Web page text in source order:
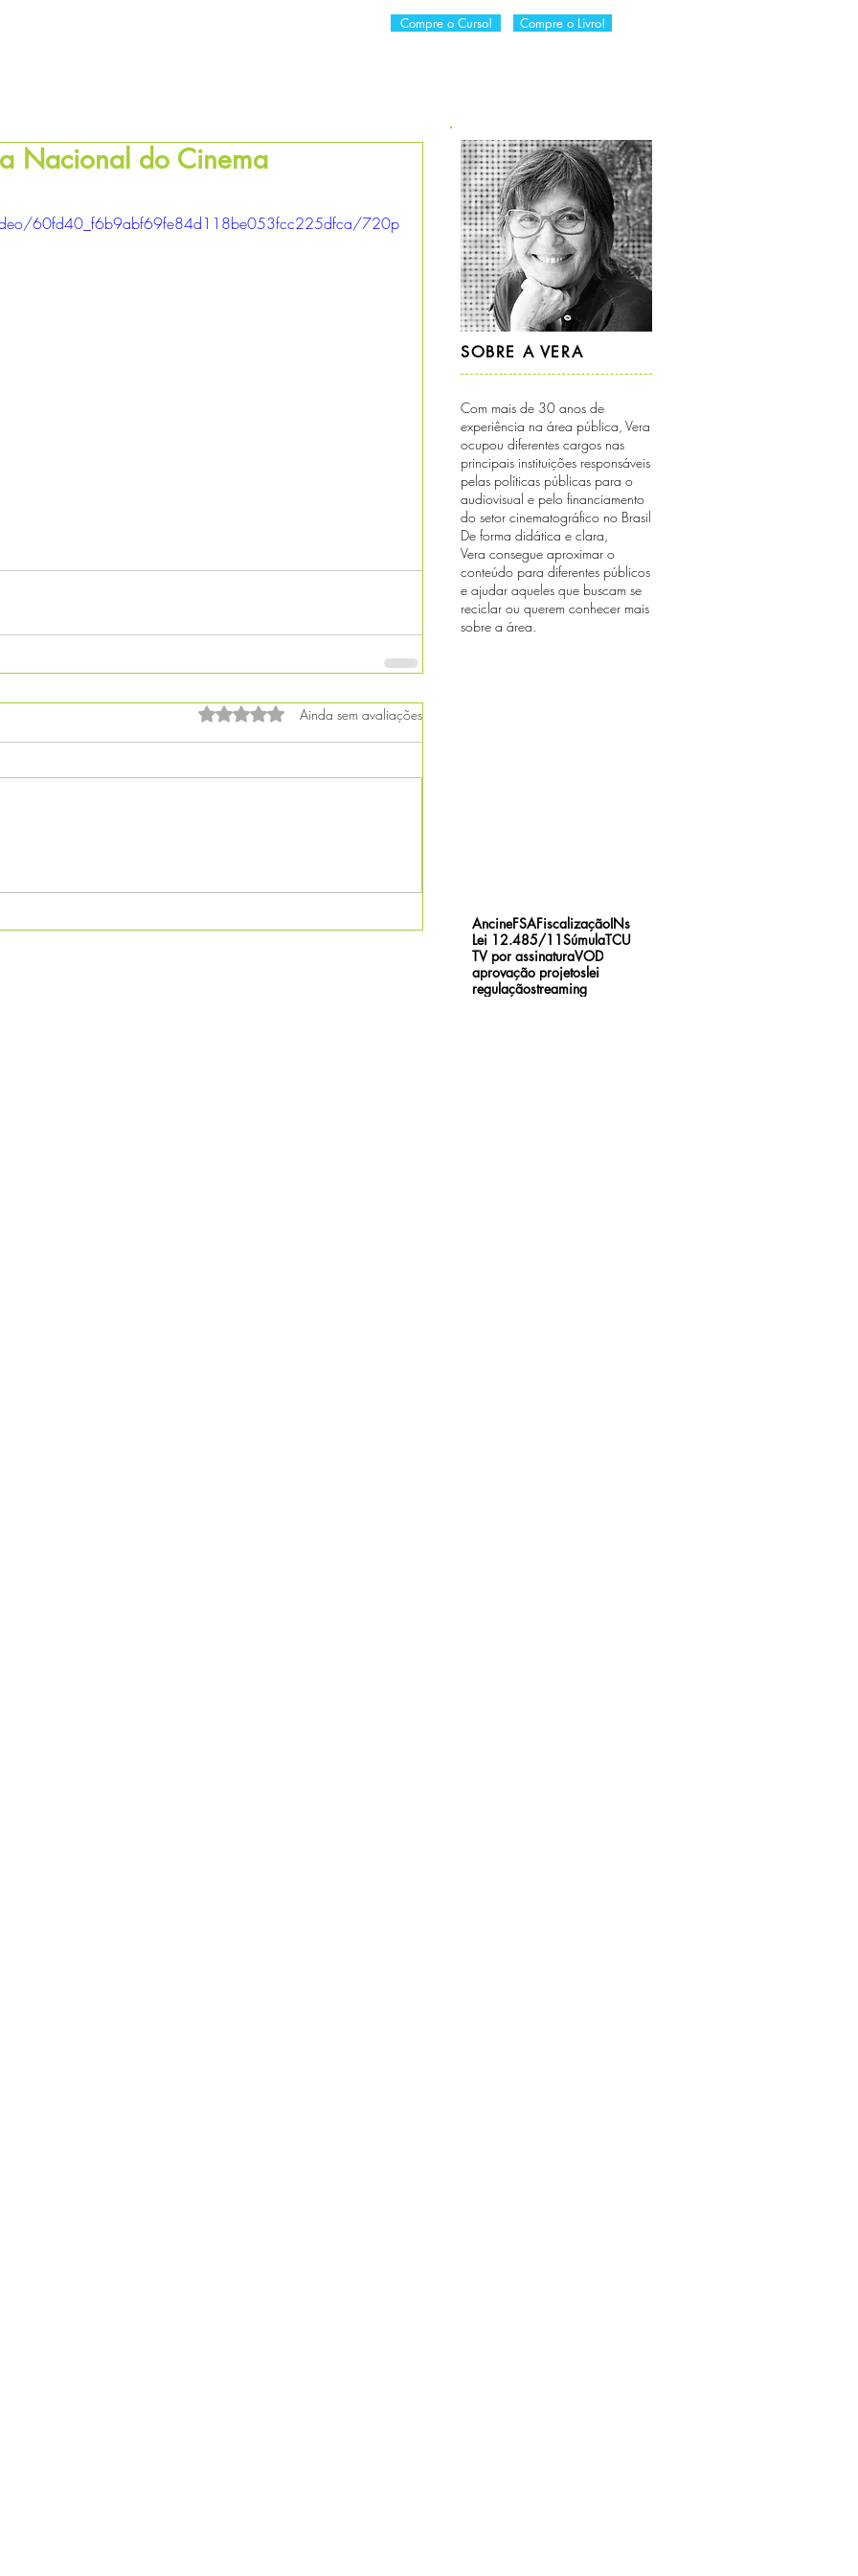
Compre o Curso! Compre o Livro!
Nacional do Cinema
60fd40_f6b9abf69fe84d118be053fcc225dfca/720p
Avaliado com 0 de 5 estrelas.Ainda sem avaliações
SOBRE A VERA
Com mais de 30 anos de
experiência na área pública, Vera
ocupou diferentes cargos nas
principais instituições responsáveis
pelas políticas públicas para o
audiovisual e pelo financiamento
do setor cinematográfico no Brasil
De forma didática e clara,
Vera consegue aproximar o
conteúdo para diferentes públicos
e ajudar aqueles que buscam se
reciclar ou querem conhecer mais
sobre a área.
AncineFSAFiscalizaçãoINs
Lei 12.485/11SúmulaTCU
TV por assinaturaVOD
aprovação projetoslei
regulaçãostreaming